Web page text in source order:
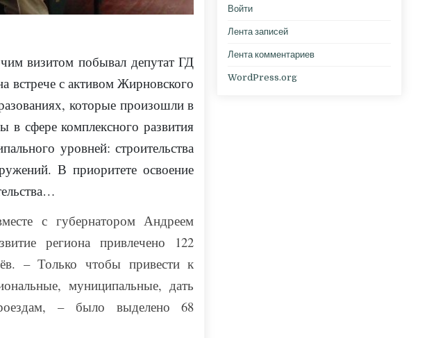
визитом побывал депутат ГД
встрече с активом Жирновского
которые произошли в
в сфере комплексного развития
уровней: строительства
В приоритете освоение
с губернатором Андреем
региона привлечено 122
– Только чтобы привести к
муниципальные, дать
– было выделено 68
Войти
Лента записей
Лента комментариев
WordPress.org